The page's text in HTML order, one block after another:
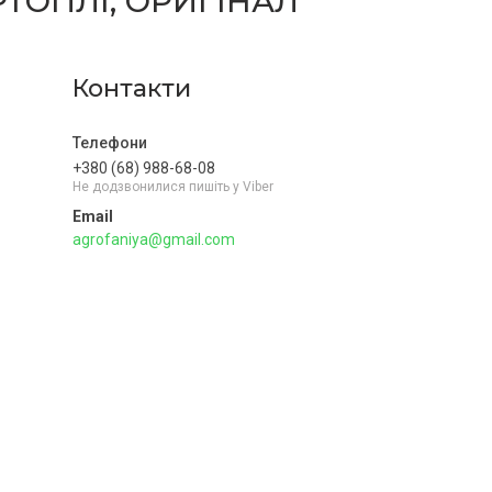
Контакти
+380 (68) 988-68-08
Не додзвонилися пишіть у Viber
agrofaniya@gmail.com